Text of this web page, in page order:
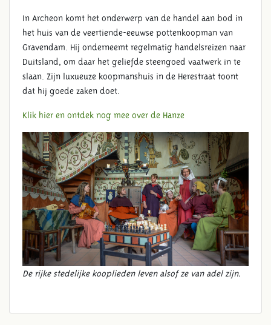
In Archeon komt het onderwerp van de handel aan bod in
het huis van de veertiende-eeuwse pottenkoopman van
Gravendam. Hij onderneemt regelmatig handelsreizen naar
Duitsland, om daar het geliefde steengoed vaatwerk in te
slaan. Zijn luxueuze koopmanshuis in de Herestraat toont
dat hij goede zaken doet.
Klik hier en ontdek nog mee over de Hanze
De rijke stedelijke kooplieden leven alsof ze van adel zijn.